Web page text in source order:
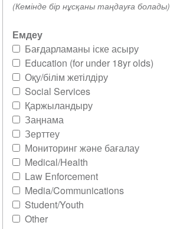
(Кемінде бір нұсқаны таңдауға болады)
Емдеу
Бағдарламаны іске асыру
Education (for under 18yr olds)
Оқу/білім жетілдіру
Social Services
Қаржыландыру
Заңнама
Зерттеу
Мониторинг және бағалау
Medical/Health
Law Enforcement
Media/Communications
Student/Youth
Other